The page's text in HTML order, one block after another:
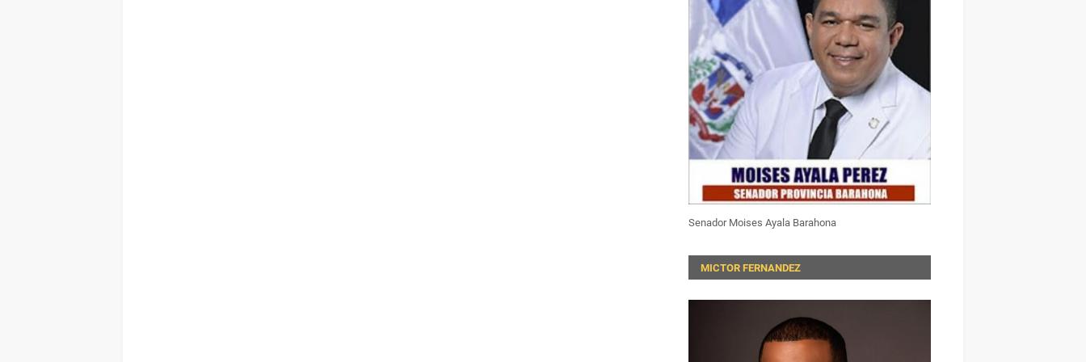
Senador Moises Ayala Barahona
MICTOR FERNANDEZ